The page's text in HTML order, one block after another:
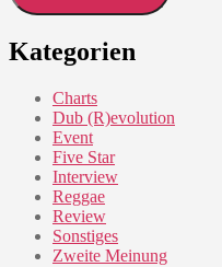
Kategorien
Charts
Dub (R)evolution
Event
Five Star
Interview
Reggae
Review
Sonstiges
Zweite Meinung